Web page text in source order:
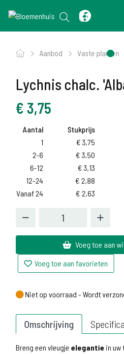
Aanbod Vaste planten
Lychnis chalc.
€ 3,75
Aantal
Stukprijs
1
€ 3,75
2-6
€ 3,50
6-12
€ 3,13
12-24
€ 2,88
Vanaf 24
€ 2,63
Voeg toe aan
Voeg toe aan favorieten
Niet op voorraad - Wordt
Niet op voorraad - Wordt
Omschrijving
Breng een vleugje elegantie in uw